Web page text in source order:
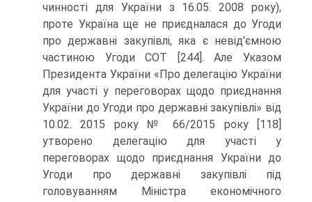
чинності для України з 16.05. 2008 року),
проте Україна ще не приєдналася до Угоди
про державні закупівлі, яка є невід’ємною
частиною Угоди СОТ [244]. Але Указом
Президента України «Про делегацію України
для участі у переговорах щодо приєднання
України до Угоди про державні закупівлі» від
10.02. 2015 року № 66/2015 року [118]
утворено делегацію для участі у
переговорах щодо приєднання України до
Угоди про державні закупівлі під
головуванням Міністра економічного